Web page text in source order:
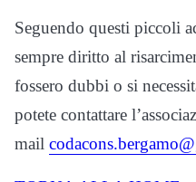
Seguendo questi piccoli
sempre diritto al
fossero dubbi o si
potete contattare
mail